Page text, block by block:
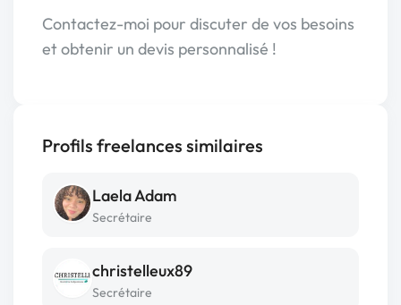
Contactez-moi pour discuter de vos besoins
et obtenir un devis personnalisé !
Profils freelances similaires
Laela Adam
Secrétaire
christelleux89
Secrétaire